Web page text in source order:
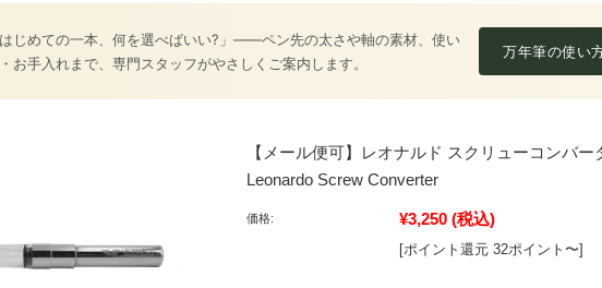
はじめての一本、何を選べばいい?」――ペン先の太さや軸の素材、使い
お手入れまで、専門スタッフがやさしくご案内します。
万年筆の使い
【メール便可】レオナルド スクリューコンバー
Leonardo Screw Converter
価格: ¥3,250 (税込)
[ポイント還元 32ポイント〜]